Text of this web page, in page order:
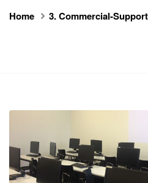
Home 3. Commercial-Support